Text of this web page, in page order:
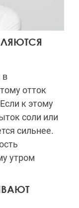
в
отток
к этому
соли или
сильнее.
утром